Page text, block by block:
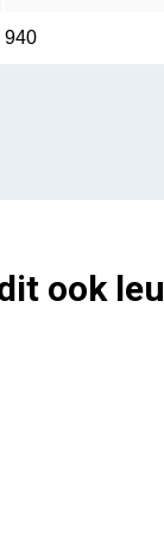
940
ook